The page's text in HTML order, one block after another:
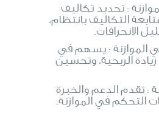
: تحديد تكاليف
التكاليف بانتظام،
الانحرافات.
الموازنة : يسهم في
الربحية، وتحسين
: تقدم الدعم والخبرة
التحكم في الموازنة.